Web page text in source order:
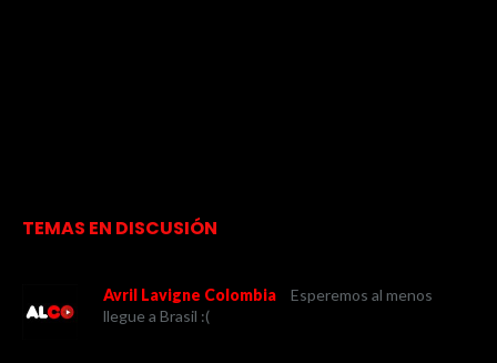
TEMAS EN DISCUSIÓN
Avril Lavigne Colombia
Esperemos al menos
llegue a Brasil :(